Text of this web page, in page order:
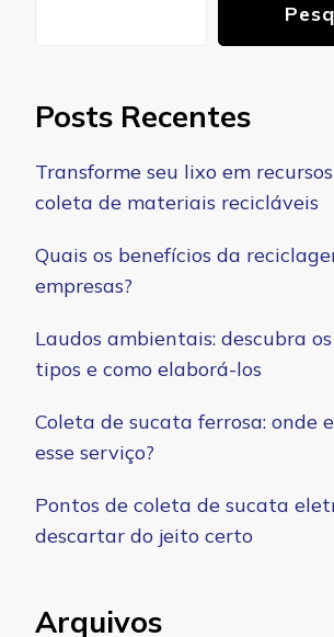
Posts Recentes
Transforme seu lixo em
coleta de materiais recicláveis
Quais os benefícios da
empresas?
Laudos ambientais: descubra
tipos e como elaborá-los
Coleta de sucata ferrosa: onde
esse serviço?
Pontos de coleta de sucata
descartar do jeito certo
Arquivos